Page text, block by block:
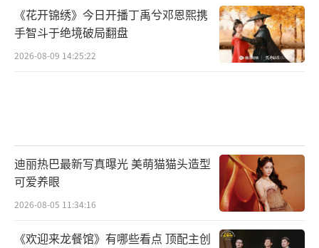
《花开锦绣》今日开播丁禹兮邓恩熙携
手智斗于绝境破局翻盘
2026-08-09 14:25:22
迪丽热巴最新写真曝光 美萌猫猫头造型
可爱养眼
2026-08-05 11:34:16
《欢迎来龙餐馆》有哪些看点 顶配主创